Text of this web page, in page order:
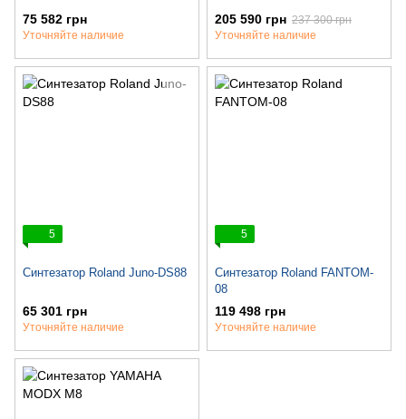
75 582 грн
Уточняйте наличие
205 590 грн 237 300 грн
Уточняйте наличие
5
Синтезатор Roland Juno-DS88
65 301 грн
Уточняйте наличие
5
Синтезатор Roland FANTOM-
08
119 498 грн
Уточняйте наличие